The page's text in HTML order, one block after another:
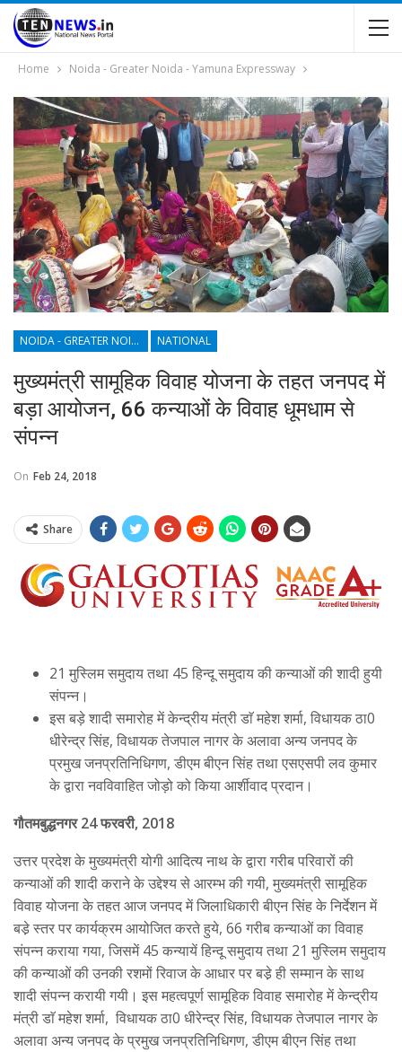
Home Noida - Greater Noida - Yamuna Expressway
NOIDA - GREATER NOIDA - YAMUNA EXPRESSWAY NATIONAL
मुख्यमंत्री सामूहिक विवाह योजना के तहत जनपद में
बड़ा आयोजन, 66 कन्याओं के विवाह धूमधाम से
संपन्न
On Feb 24, 2018
Share
21 मुस्लिम समुदाय तथा 45 हिन्दू समुदाय की कन्याओं की शादी हुयी
संपन्न।
इस बड़े शादी समारोह में केन्द्रीय मंत्री डाॅ महेश शर्मा, विधायक ठा0
धीरेन्द्र सिंह, विधायक तेजपाल नागर के अलावा अन्य जनपद के
प्रमुख जनप्रतिनिधिगण, डीएम बीएन सिंह तथा एसएसपी लव कुमार
के द्वारा नवविवाहित जोड़ो को किया आर्शीवाद प्रदान।
गौतमबुद्धनगर 24 फरवरी, 2018
उत्तर प्रदेश के मुख्यमंत्री योगी आदित्य नाथ के द्वारा गरीब परिवारों की
कन्याओं की शादी कराने के उद्देश्य से आरम्भ की गयी, मुख्यमंत्री सामूहिक
विवाह योजना के तहत आज जनपद में जिलाधिकारी बीएन सिंह के निर्देशन में
बडे़ स्तर पर कार्यक्रम आयोजित करते हुये, 66 गरीब कन्याओं का विवाह
संपन्न कराया गया, जिसमें 45 कन्यायें हिन्दू समुदाय तथा 21 मुस्लिम समुदाय
की कन्याओं की उनकी रशमों रिवाज के आधार पर बडे़ ही सम्मान के साथ
शादी संपन्न करायी गयी। इस महत्वपूर्ण सामूहिक विवाह समारोह में केन्द्रीय
मंत्री डाॅ महेश शर्मा, विधायक ठा0 धीरेन्द्र सिंह, विधायक तेजपाल नागर के
अलावा अन्य जनपद के प्रमुख जनप्रतिनिधिगण, डीएम बीएन सिंह तथा